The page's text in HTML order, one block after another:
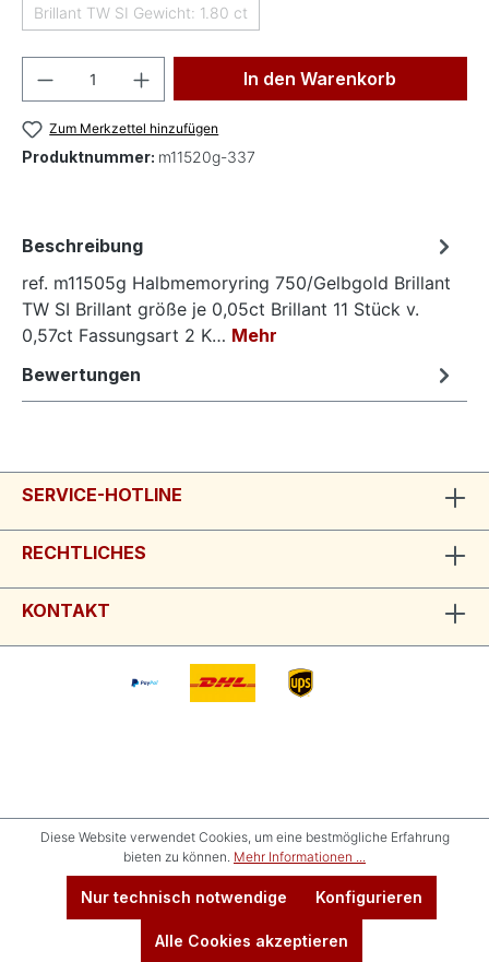
Brillant TW SI Gewicht: 1.80 ct(Diese Option ist zurzeit nicht verfügbar.)
Produkt Anzahl: Gib den gewünschten
In den Warenkorb
Zum Merkzettel hinzufügen
Produktnummer: m11520g-337
Beschreibung
ref. m11505g Halbmemoryring 750/Gelbgold Brillant
TW SI Brillant größe je 0,05ct Brillant 11 Stück v.
0,57ct Fassungsart 2 K… Mehr
Bewertungen
SERVICE-HOTLINE
RECHTLICHES
KONTAKT
Diese Website verwendet Cookies, um eine bestmögliche Erfahrung
bieten zu können. Mehr Informationen ...
Nur technisch notwendige Konfigurieren
Alle Cookies akzeptieren